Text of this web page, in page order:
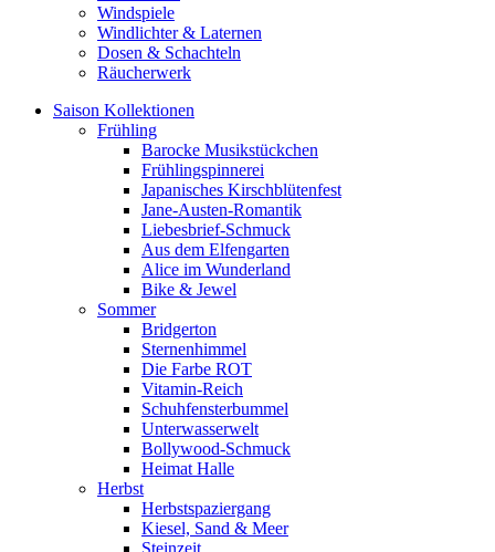
Windspiele
Windlichter & Laternen
Dosen & Schachteln
Räucherwerk
Saison Kollektionen
Frühling
Barocke Musikstückchen
Frühlingspinnerei
Japanisches Kirschblütenfest
Jane-Austen-Romantik
Liebesbrief-Schmuck
Aus dem Elfengarten
Alice im Wunderland
Bike & Jewel
Sommer
Bridgerton
Sternenhimmel
Die Farbe ROT
Vitamin-Reich
Schuhfensterbummel
Unterwasserwelt
Bollywood-Schmuck
Heimat Halle
Herbst
Herbstspaziergang
Kiesel, Sand & Meer
Steinzeit